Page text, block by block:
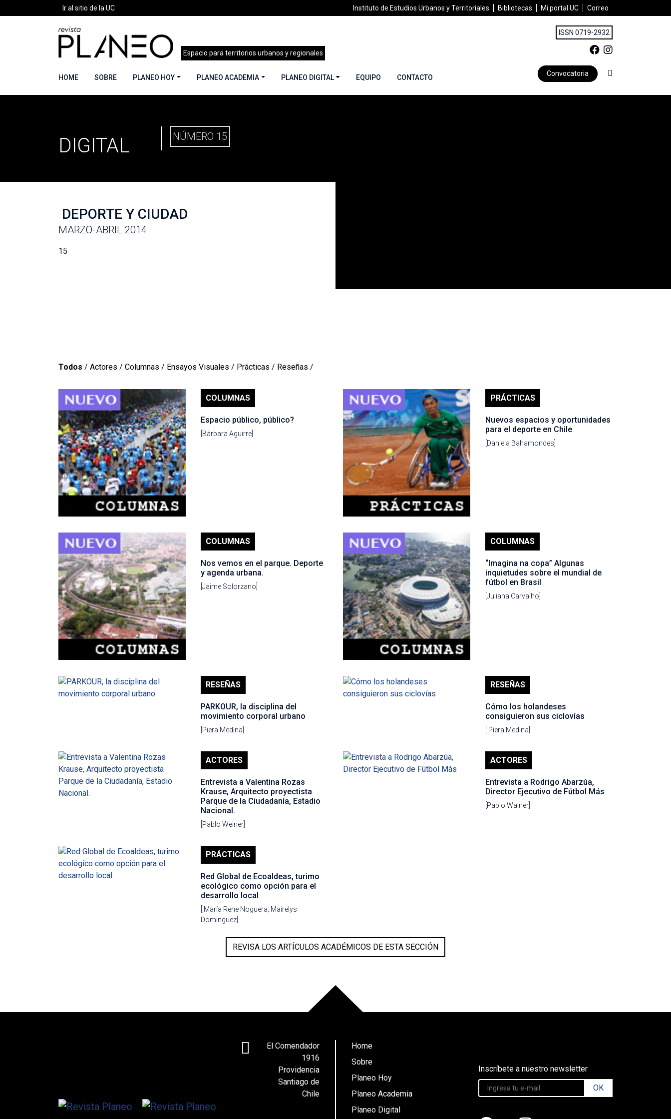
Ir al sitio de la UC Instituto de Estudios Urbanos y Territoriales Bibliotecas Mi portal UC Correo
Espacio para territorios urbanos y regionales
ISSN 0719-2932
HOME SOBRE PLANEO HOY PLANEO ACADEMIA PLANEO DIGITAL EQUIPO CONTACTO Convocatoria
PLANEO DIGITAL »PLANEO 15 | DEPORTE Y CIUDAD | MARZO-ABRIL 2014
DIGITAL
NÚMERO 15
DEPORTE Y CIUDAD
MARZO-ABRIL 2014
15
Todos / Actores / Columnas / Ensayos Visuales / Prácticas / Reseñas /
COLUMNAS
Espacio público, público?
[Bárbara Aguirre]
PRÁCTICAS
Nuevos espacios y oportunidades
para el deporte en Chile
[Daniela Bahamondes]
COLUMNAS
Nos vemos en el parque. Deporte
y agenda urbana.
[Jaime Solorzano]
COLUMNAS
“Imagina na copa” Algunas
inquietudes sobre el mundial de
fútbol en Brasil
[Juliana Carvalho]
RESEÑAS
PARKOUR, la disciplina del
movimiento corporal urbano
[Piera Medina]
RESEÑAS
Cómo los holandeses
consiguieron sus ciclovías
[ Piera Medina]
ACTORES
Entrevista a Valentina Rozas
Krause, Arquitecto proyectista
Parque de la Ciudadanía, Estadio
Nacional.
[Pablo Weiner]
ACTORES
Entrevista a Rodrigo Abarzúa,
Director Ejecutivo de Fútbol Más
[Pablo Wainer]
PRÁCTICAS
Red Global de Ecoaldeas, turimo
ecológico como opción para el
desarrollo local
[ María Rene Noguera; Mairelys
Dominguez]
REVISA LOS ARTÍCULOS ACADÉMICOS DE ESTA SECCIÓN
El Comendador
1916
Providencia
Santiago de
Chile
Home
Sobre
Planeo Hoy
Planeo Academia
Planeo Digital
Inscríbete a nuestro newsletter
OK